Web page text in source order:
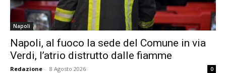
Napoli
Napoli, al fuoco la sede del Comune in via
Verdi, l’atrio distrutto dalle fiamme
Redazione - 8 Agosto 2026 0